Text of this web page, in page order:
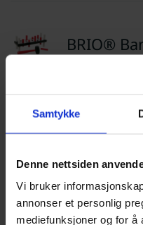
Samtykke
Denne nettsiden
Vi bruker
annonser et personlig
mediefunksjoner og for å
BRIO®
Vurdering *
Din vurdering